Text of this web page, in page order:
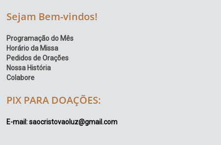
Sejam Bem-vindos!
Programação do Mês
Horário da Missa
Pedidos de Orações
Nossa História
Colabore
PIX PARA DOAÇÕES:
E-mail: saocristovaoluz@gmail.com